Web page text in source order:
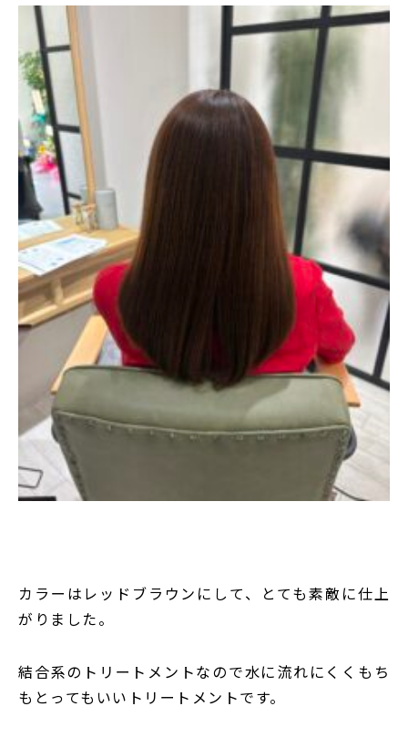
カラーはレッドブラウンにして、とても素敵に仕上
がりました。
結合系のトリートメントなので水に流れにくくもち
もとってもいいトリートメントです。